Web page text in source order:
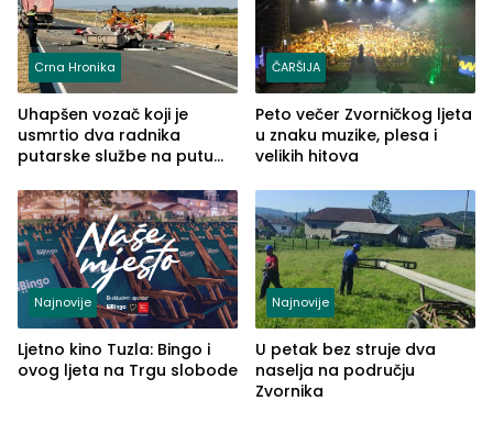
Crna Hronika
Uhapšen vozač koji je
usmrtio dva radnika
putarske službe na putu
(FOTO)
ČARŠIJA
Peto večer Zvorničkog ljeta
u znaku muzike, plesa i
velikih hitova
Najnovije
Ljetno kino Tuzla: Bingo i
ovog ljeta na Trgu slobode
Najnovije
U petak bez struje dva
naselja na području
Zvornika